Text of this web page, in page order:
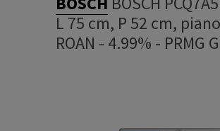
L 75 cm, P 52 cm,
ROAN - 4.99% - PRMG